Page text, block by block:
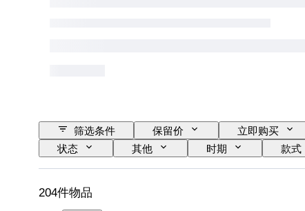
筛选条件 保留价 立即购买
状态
其他 时期 款式
204件物品